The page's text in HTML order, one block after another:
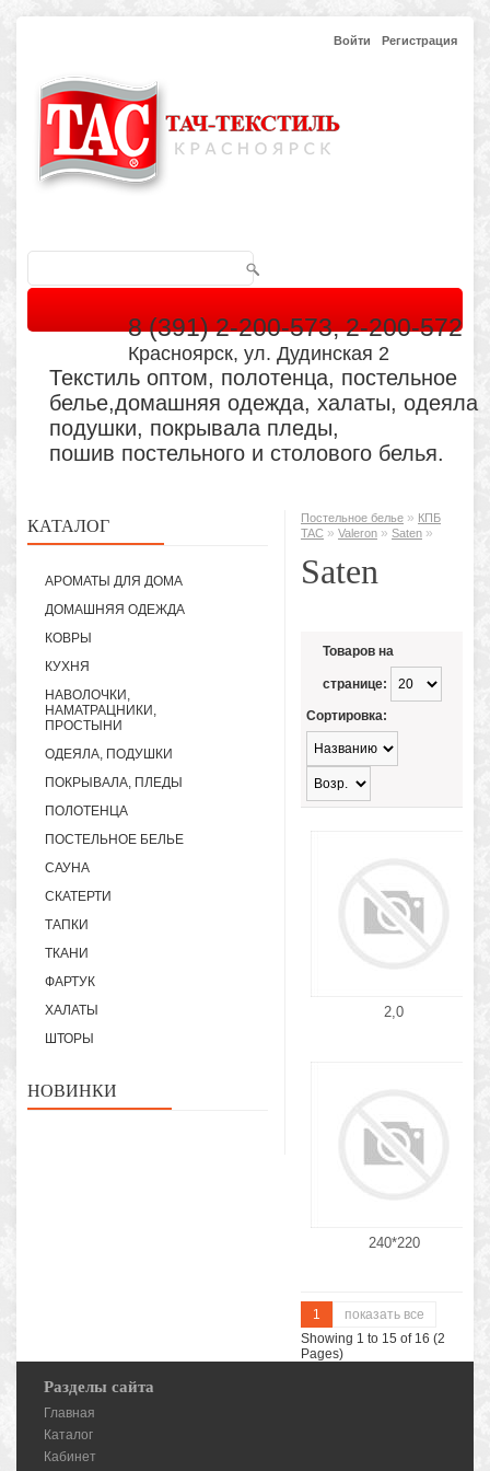
Войти Регистрация
8 (391) 2-200-573, 2-200-572
Красноярск, ул. Дудинская 2
Текстиль оптом, полотенца, постельное
белье,домашняя одежда, халаты, одеяла
подушки, покрывала пледы,
пошив постельного и столового белья.
КАТАЛОГ
АРОМАТЫ ДЛЯ ДОМА
ДОМАШНЯЯ ОДЕЖДА
КОВРЫ
КУХНЯ
НАВОЛОЧКИ,
НАМАТРАЦНИКИ,
ПРОСТЫНИ
ОДЕЯЛА, ПОДУШКИ
ПОКРЫВАЛА, ПЛЕДЫ
ПОЛОТЕНЦА
ПОСТЕЛЬНОЕ БЕЛЬЕ
САУНА
СКАТЕРТИ
ТАПКИ
ТКАНИ
ФАРТУК
ХАЛАТЫ
ШТОРЫ
НОВИНКИ
Постельное белье » КПБ
TAC » Valeron » Saten »
Saten
Товаров на
странице:
Сортировка:
2,0
240*220
1
показать все
Showing 1 to 15 of 16 (2
Pages)
Разделы сайта
Главная
Каталог
Кабинет